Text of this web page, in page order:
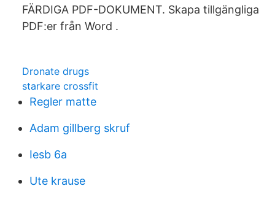
FÄRDIGA PDF-DOKUMENT. Skapa tillgängliga
PDF:er från Word .
Dronate drugs
starkare crossfit
Regler matte
Adam gillberg skruf
Iesb 6a
Ute krause